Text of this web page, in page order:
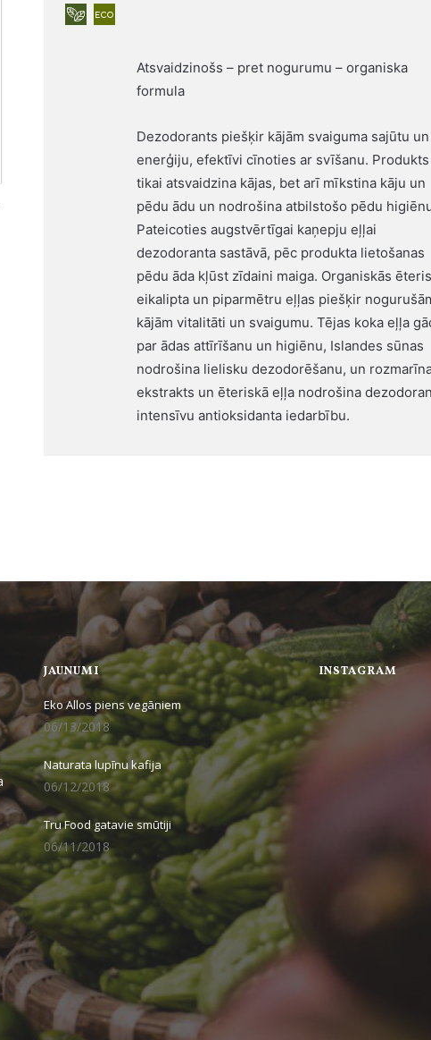
Atsvaidzinošs – pret nogurumu – organiska
formula
Dezodorants piešķir kājām svaiguma sajūtu un
enerģiju, efektīvi cīnoties ar svīšanu. Produkts
tikai atsvaidzina kājas, bet arī mīkstina kāju un
pēdu ādu un nodrošina atbilstošo pēdu
Pateicoties augstvērtīgai kaņepju eļļai
dezodoranta sastāvā, pēc produkta lietošanas
pēdu āda kļūst zīdaini maiga. Organiskās
eikalipta un piparmētru eļļas piešķir
kājām vitalitāti un svaigumu. Tējas koka eļļa
par ādas attīrīšanu un higiēnu, Islandes sūnas
nodrošina lielisku dezodorēšanu, un
ekstrakts un ēteriskā eļļa nodrošina
intensīvu antioksidanta iedarbību.
JAUNUMI
Eko Allos piens vegāniem
06/13/2018
Naturata lupīnu kafija
06/12/2018
Tru Food gatavie smūtiji
06/11/2018
INSTAGRAM